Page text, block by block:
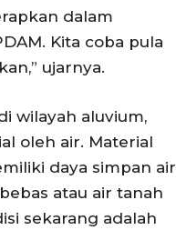
dalam
Kita coba pula
ujarnya.
wilayah aluvium,
oleh air. Material
daya simpan air
atau air tanah
sekarang adalah